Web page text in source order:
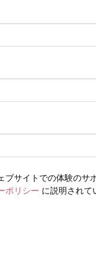
ブサイトでの体験のサ
ポリシー に説明されて